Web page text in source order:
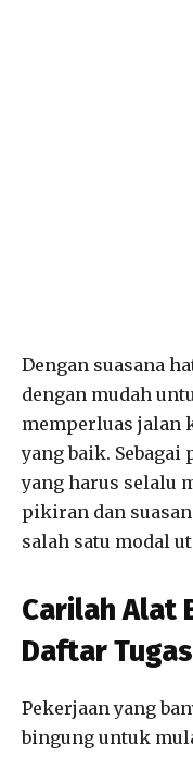
Dengan suasana
dengan mudah
memperluas jalan
yang baik.
yang harus selalu
pikiran dan
salah satu modal
Carilah Alat
Daftar Tugas
Pekerjaan yang
bingung untuk